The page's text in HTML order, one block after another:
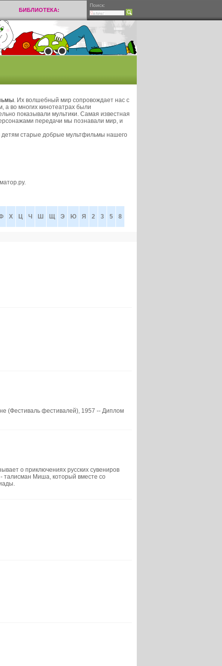
БИБЛИОТЕКА:
Поиск:
. Их волшебный мир сопровождает нас с
а во многих кинотеатрах были
показывали мультики. Самая известная
передачи мы познавали мир, и
старые добрые мультфильмы нашего
Х Ц Ч Ш Щ Э Ю Я 2 3 5 8
(Фестиваль фестивалей), 1957 -- Диплом
о приключениях русских сувениров
талисман Миша, который вместе со